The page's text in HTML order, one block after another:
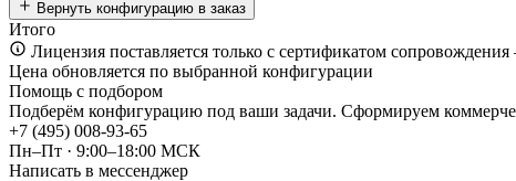
Вернуть конфигурацию в заказ
Итого
Лицензия поставляется только с сертификатом
Цена обновляется по выбранной конфигурации
Помощь с подбором
Подберём конфигурацию под ваши задачи. Сформируем
+7 (495) 008-93-65
Пн–Пт · 9:00–18:00 МСК
Написать в мессенджер